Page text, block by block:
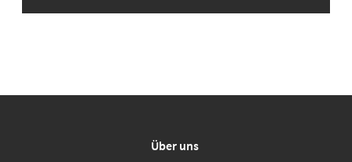
Über uns